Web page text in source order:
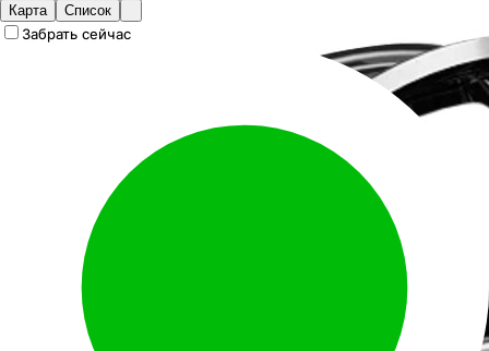
Карта Список
Забрать сейчас